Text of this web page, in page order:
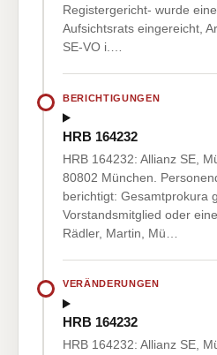
Registergericht- wurde
Aufsichtsrats eingereicht,
SE-VO i.…
BERICHTIGUNGEN
HRB 164232
HRB 164232: Allianz SE,
80802 München.
berichtigt: Gesamtprokura
Vorstandsmitglied oder
Rädler, Martin, Mü…
VERÄNDERUNGEN
HRB 164232
HRB 164232: Allianz SE,